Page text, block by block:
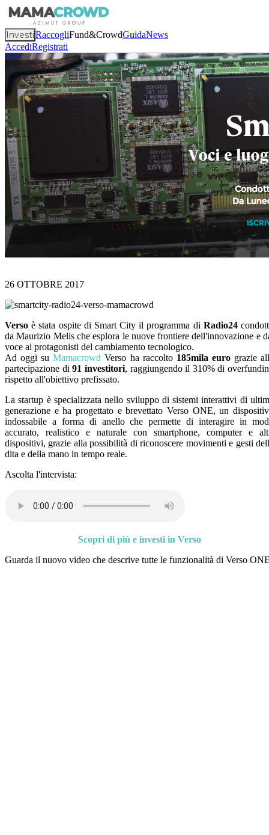
InvestiRaccogliFund&CrowdGuidaNews
AccediRegistrati
26 OTTOBRE 2017
Verso è stata ospite di Smart City il programma di Radio24
da Maurizio Melis che esplora le nuove frontiere dell'innovazione e
voce ai protagonisti del cambiamento tecnologico.
Ad oggi suMamacrowd Verso ha raccolto 185mila eurograzie
partecipazione di91 investitori, raggiungendo il 310% di
rispetto all'obiettivo prefissato.
La startup èspecializzata nello sviluppo di sistemi interattivi di
generazione eha progettato e brevettato Verso ONE, un
indossabile a forma di anello che permette di interagire in
accurato, realistico e naturale con smartphone, computer e
dispositivi, grazie alla possibilità di riconoscere movimenti e gesti
dita e della mano in tempo reale.
Ascolta l'intervista:
Scopri di più e investi in Verso
Guarda il nuovo video che descrive tutte le funzionalità di Verso